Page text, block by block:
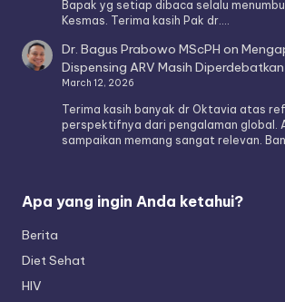
Bapak yg setiap dibaca selalu
Kesmas. Terima kasih Pak dr.…
Dr. Bagus Prabowo MScPH on
Dispensing ARV Masih
March 12, 2026
Terima kasih banyak dr Oktavia atas
perspektifnya dari pengalaman global.
sampaikan memang sangat relevan.
Apa yang ingin Anda ketahui?
Berita
Diet Sehat
HIV